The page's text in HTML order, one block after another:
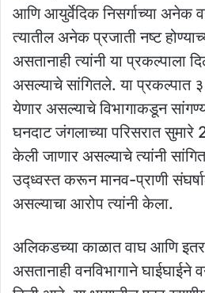
आणि आयुर्वेदिक निसर्गाच्या
त्यातील अनेक प्रजाती नष्ट
असतानाही त्यांनी या प्रकल्पाला
असल्याचे सांगितले. या प्रकल्पात
येणार असल्याचे विभागाकडून
घनदाट जंगलाच्या परिसरात सुमारे
केली जाणार असल्याचे त्यांनी
उद्ध्वस्त करून मानव-प्राणी
असल्याचा आरोप त्यांनी केला.
अलिकडच्या काळात वाघ आणि इतर
असतानाही वनविभागाने घाईघाईने